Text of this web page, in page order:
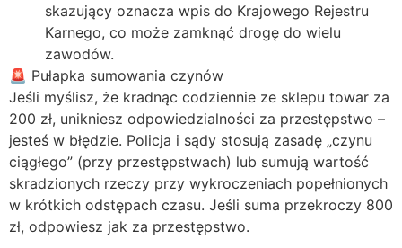
skazujący oznacza wpis do Krajowego Rejestru
Karnego, co może zamknąć drogę do wielu
zawodów.
🚨 Pułapka sumowania czynów
Jeśli myślisz, że kradnąc codziennie ze sklepu towar za
200 zł, unikniesz odpowiedzialności za przestępstwo –
jesteś w błędzie. Policja i sądy stosują zasadę „czynu
ciągłego” (przy przestępstwach) lub sumują wartość
skradzionych rzeczy przy wykroczeniach popełnionych
w krótkich odstępach czasu. Jeśli suma przekroczy 800
zł, odpowiesz jak za przestępstwo.